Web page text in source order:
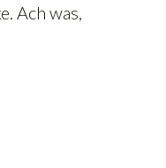
Ach was,